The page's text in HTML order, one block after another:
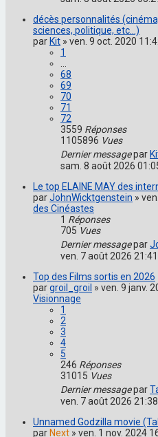
décès personnalités
sciences, politique, etc...)
parKit » ven. 9 oct. 2020
1
68
69
70
71
72
3559 Réponses
1105896 Vues
Dernier messagepar
sam. 8 août 2026
Le top ELAINE MAY des
parJohnWicktgenstein »
des Cinéastes
1 Réponses
705 Vues
Dernier messagepar
ven. 7 août 2026 21:41
Top des Films sortis en 2026
pargroil_groil » ven. 9 janv.
Visionnage
1
2
3
4
5
246 Réponses
31015 Vues
Dernier messagepar
ven. 7 août 2026 21:38
Unnamed Godzilla movie
parNext » ven. 1 nov. 2024